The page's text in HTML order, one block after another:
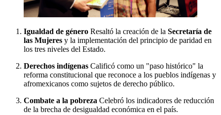
Igualdad de género Resaltó la creación de la Secretaría de
las Mujeres y la implementación del principio de paridad en
los tres niveles del Estado.
Derechos indígenas Calificó como un "paso histórico" la
reforma constitucional que reconoce a los pueblos indígenas y
afromexicanos como sujetos de derecho público.
Combate a la pobreza Celebró los indicadores de reducción
de la brecha de desigualdad económica en el país.